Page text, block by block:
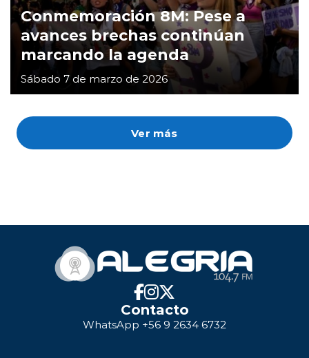
Ver más
Conmemoración 8M: Pese a
avances brechas continúan
marcando la agenda
Sábado 7 de marzo de 2026
Contacto
WhatsApp +56 9 2634 6732